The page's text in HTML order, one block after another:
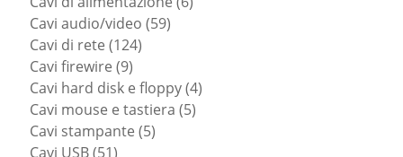
Cavi audio/video 5959
Cavi di rete 124124
Cavi firewire 99
prodotti
Cavi hard disk e floppy 44
Cavi mouse e tastiera 55
Cavi stampante 55
Cavi USB 5151